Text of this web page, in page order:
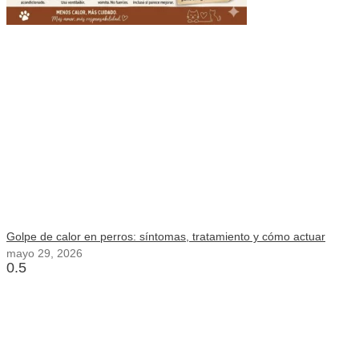
Golpe de calor en perros: síntomas, tratamiento y cómo actuar
mayo 29, 2026